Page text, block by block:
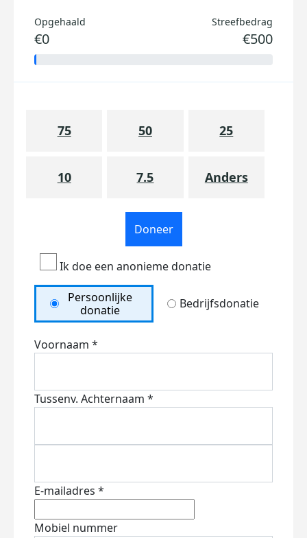
Opgehaald
€0
Streefbedrag
€500
75 50 25
10 7.5 Anders
Doneer
Ik doe een anonieme donatie
Persoonlijke
donatie
Bedrijfsdonatie
Voornaam *
Tussenv. Achternaam *
E-mailadres *
Mobiel nummer